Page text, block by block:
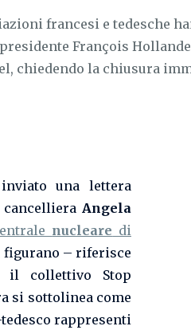
francesi e tedesche
François
chiedendo la chiusura
una lettera
Angela
nucleare di
figurano – riferisce
il collettivo Stop
si sottolinea come
rappresenti